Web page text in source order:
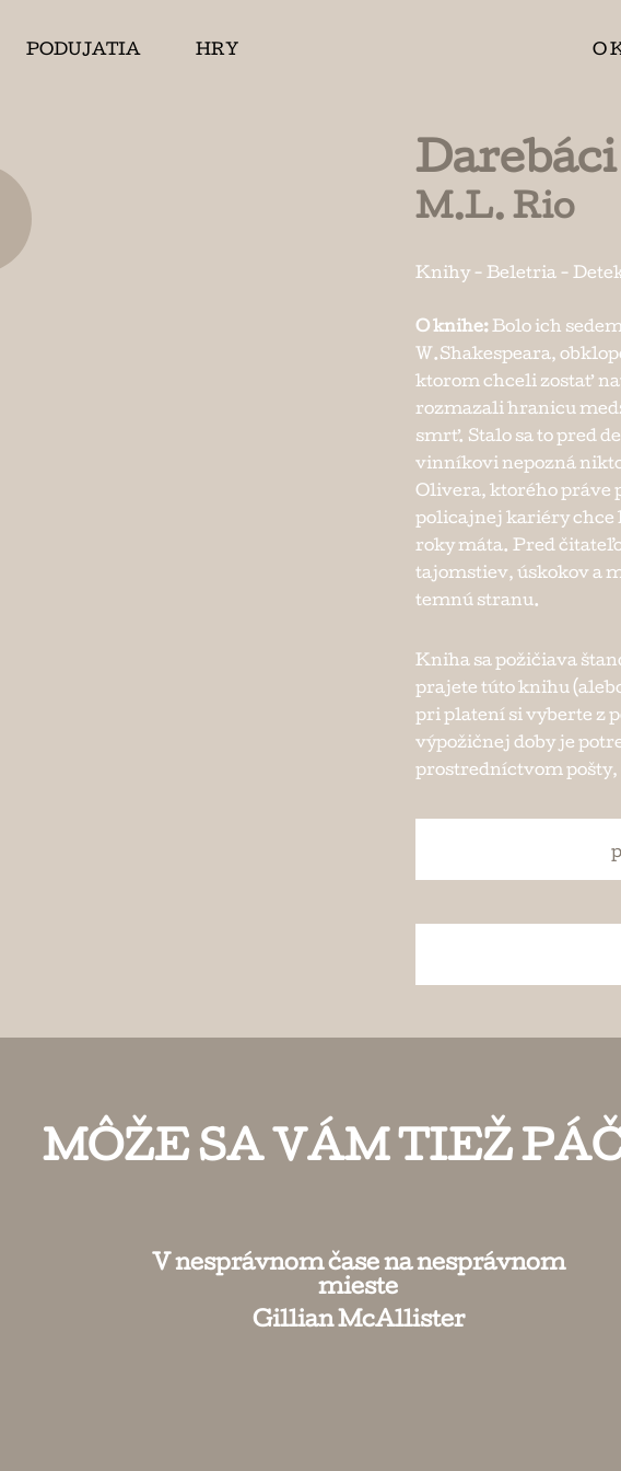
PODUJATIA HRY O
M.L. Rio
Knihy - Beletria -
O knihe: Bolo ich
W.Shakespeara,
ktorom chceli zostať
rozmazali hranicu
smrť. Stalo sa to pred
vinníkovi nepozná
Olivera, ktorého práve
policajnej kariéry chce
roky máta. Pred
tajomstiev, úskokov a
temnú stranu.
Kniha sa požičiava
prajete túto knihu
pri platení si vyberte z
výpožičnej doby je
prostredníctvom pošty,
MÔŽE SA VÁM TIEŽ
V nesprávnom čase na nesprávnom
mieste
Gillian McAllister